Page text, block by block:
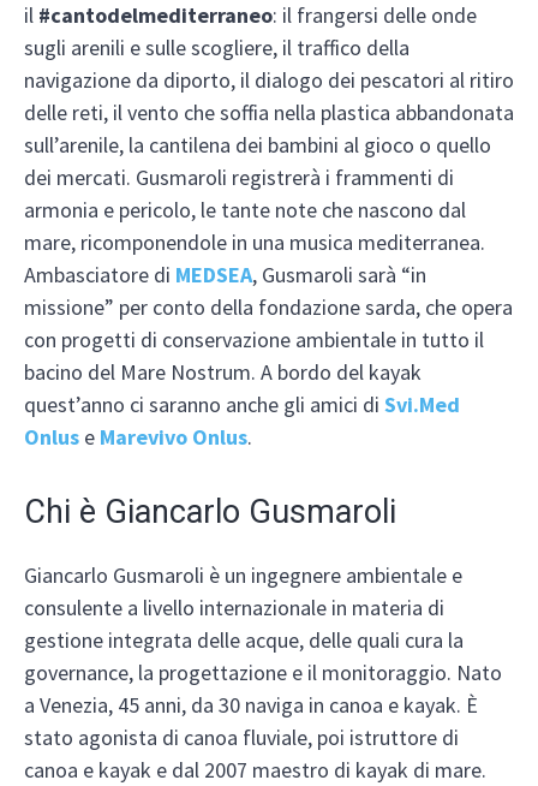
il #cantodelmediterraneo: il frangersi delle onde
sugli arenili e sulle scogliere, il traffico della
navigazione da diporto, il dialogo dei pescatori al ritiro
delle reti, il vento che soffia nella plastica abbandonata
sull’arenile, la cantilena dei bambini al gioco o quello
dei mercati. Gusmaroli registrerà i frammenti di
armonia e pericolo, le tante note che nascono dal
mare, ricomponendole in una musica mediterranea.
Ambasciatore di MEDSEA, Gusmaroli sarà “in
missione” per conto della fondazione sarda, che opera
con progetti di conservazione ambientale in tutto il
bacino del Mare Nostrum. A bordo del kayak
quest’anno ci saranno anche gli amici di Svi.Med
Onlus e Marevivo Onlus.
Chi è Giancarlo Gusmaroli
Giancarlo Gusmaroli è un ingegnere ambientale e
consulente a livello internazionale in materia di
gestione integrata delle acque, delle quali cura la
governance, la progettazione e il monitoraggio. Nato
a Venezia, 45 anni, da 30 naviga in canoa e kayak. È
stato agonista di canoa fluviale, poi istruttore di
canoa e kayak e dal 2007 maestro di kayak di mare.